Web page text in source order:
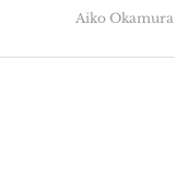
Aiko Okamura